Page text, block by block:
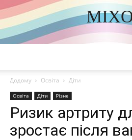
DISCOVER THE ART OF
Додому Освіта Діти
Освіта Діти Різне
Ризик артриту
зростає після